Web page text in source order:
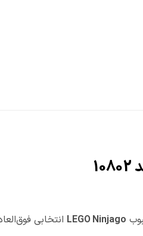
LEGO Ninjago انتخابی